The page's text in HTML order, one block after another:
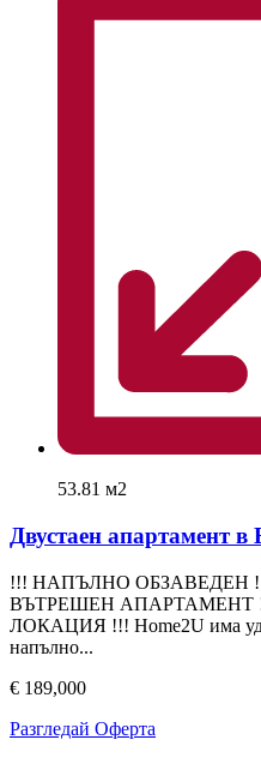
53.81 м2
Двустаен апартамент в
!!! НАПЪЛНО ОБЗАВЕДЕН
ВЪТРЕШЕН
ЛОКАЦИЯ !!! Home2U има
напълно...
€ 189,000
Разгледай Оферта